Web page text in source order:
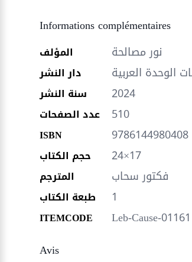
Informations complémentaires
المؤلف نور مصالحة
دار النشر الوحدة العربية
سنة النشر 2024
عدد الصفحات 510
ISBN 9786144980408
حجم الكتاب 24×17
المترجم فكتور سحاب
طبعة الكتاب 1
ITEMCODE
Leb-Cause-01161
Avis